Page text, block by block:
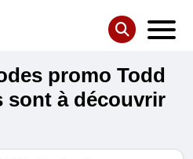
promo Todd
sont à découvrir